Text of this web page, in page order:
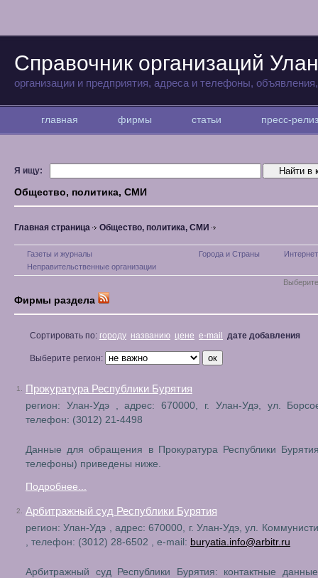
Справочник организаций
организации и предприятия, адреса и телефоны,
главная фирмы статьи пресс-
Я ищу:
Общество, политика, СМИ
Главная страница Общество, политика, СМИ
Газеты и журналы Города и Страны
Неправительственные организации
Фирмы раздела
Сортировать по: городу названию цене e-mail дате добавления
Выберите регион:
1. Прокуратура Республики Бурятия
регион: Улан-Удэ , адрес: 670000, г. Улан-Удэ, ул.
телефон: (3012) 21-4498
Данные для обращения в Прокуратура Республики
телефоны) приведены ниже.
Подробнее...
2. Арбитражный суд Республики Бурятия
регион: Улан-Удэ , адрес: 670000, г. Улан-Удэ, ул.
, телефон: (3012) 28-6502 , e-mail: buryatia.info@arbitr.ru
Арбитражный суд Республики Бурятия: контактные